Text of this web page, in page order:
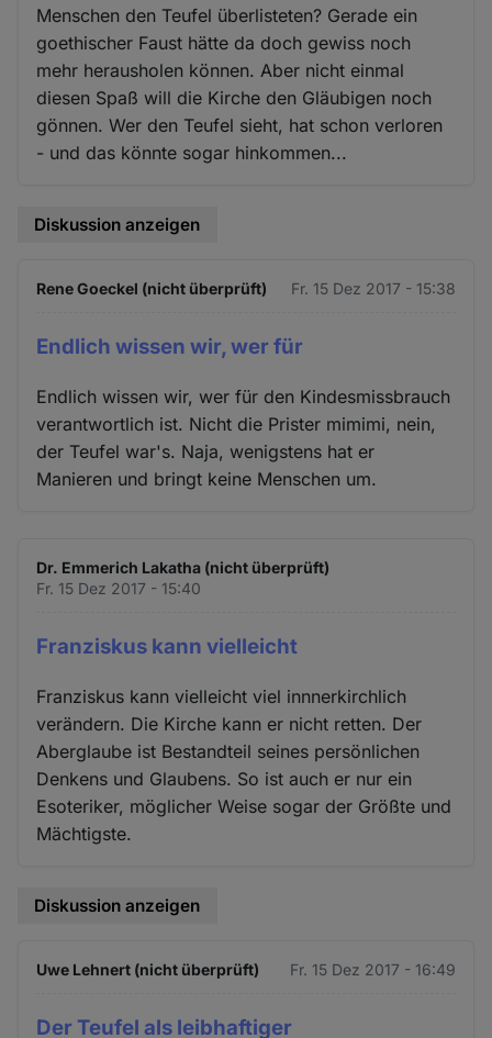
Menschen den Teufel überlisteten? Gerade ein
goethischer Faust hätte da doch gewiss noch
mehr herausholen können. Aber nicht einmal
diesen Spaß will die Kirche den Gläubigen noch
gönnen. Wer den Teufel sieht, hat schon verloren
- und das könnte sogar hinkommen...
Diskussion anzeigen
Rene Goeckel (nicht überprüft) Fr. 15 Dez 2017 - 15:38
Endlich wissen wir, wer für
Endlich wissen wir, wer für den Kindesmissbrauch
verantwortlich ist. Nicht die Prister mimimi, nein,
der Teufel war's. Naja, wenigstens hat er
Manieren und bringt keine Menschen um.
Dr. Emmerich Lakatha (nicht überprüft)
Fr. 15 Dez 2017 - 15:40
Franziskus kann vielleicht
Franziskus kann vielleicht viel innnerkirchlich
verändern. Die Kirche kann er nicht retten. Der
Aberglaube ist Bestandteil seines persönlichen
Denkens und Glaubens. So ist auch er nur ein
Esoteriker, möglicher Weise sogar der Größte und
Mächtigste.
Diskussion anzeigen
Uwe Lehnert (nicht überprüft) Fr. 15 Dez 2017 - 16:49
Der Teufel als leibhaftiger